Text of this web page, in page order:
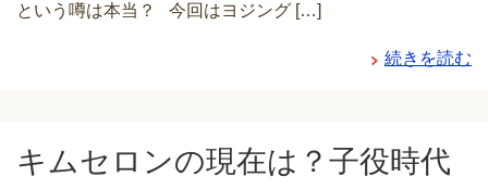
という噂は本当？ 今回はヨジング […]
続きを読む
キムセロンの現在は？子役時代